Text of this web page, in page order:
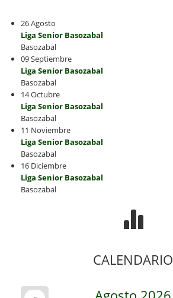
26 Agosto
Liga Senior Basozabal
Basozabal
09 Septiembre
Liga Senior Basozabal
Basozabal
14 Octubre
Liga Senior Basozabal
Basozabal
11 Noviembre
Liga Senior Basozabal
Basozabal
16 Diciembre
Liga Senior Basozabal
Basozabal
CALENDARIO